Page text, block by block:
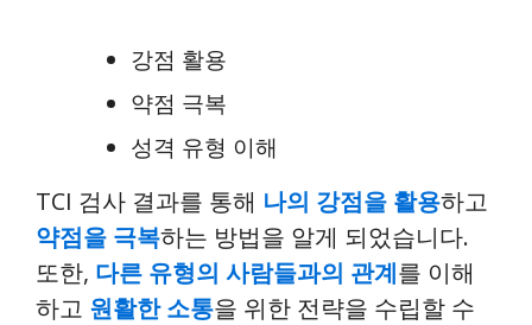
강점 활용
약점 극복
성격 유형 이해
TCI 검사 결과를 통해 나의 강점을 활용하고
약점을 극복하는 방법을 알게 되었습니다.
또한, 다른 유형의 사람들과의 관계를 이해
하고 원활한 소통을 위한 전략을 수립할 수